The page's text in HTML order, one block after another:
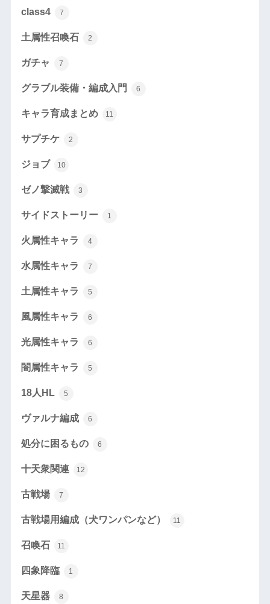
class4 7
土属性召喚石 2
ガチャ 7
グラブル装備・編成入門 6
キャラ育成まとめ 11
サプチケ 2
ジョブ 10
ゼノ撃滅戦 3
サイドストーリー 1
火属性キャラ 4
水属性キャラ 7
土属性キャラ 5
風属性キャラ 6
光属性キャラ 6
闇属性キャラ 5
18人HL 5
ヴァルナ編成 6
処分に困るもの 6
十天衆関連 12
古戦場 7
古戦場用編成（犬ワンパンなど） 11
召喚石 11
四象降臨 1
天星器 8